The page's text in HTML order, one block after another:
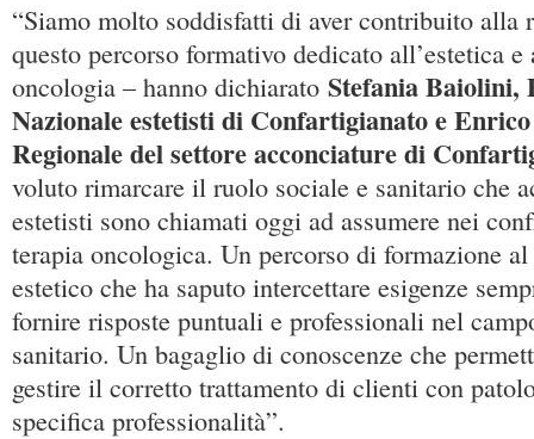
“Siamo molto soddisfatti di aver contribuito alla
questo percorso formativo dedicato all’estetica
oncologia – hanno dichiarato Stefania Baiolini,
Nazionale estetisti di Confartigianato e
Regionale del settore acconciature di
voluto rimarcare il ruolo sociale e sanitario che
estetisti sono chiamati oggi ad assumere nei
terapia oncologica. Un percorso di formazione
estetico che ha saputo intercettare esigenze
fornire risposte puntuali e professionali nel
sanitario. Un bagaglio di conoscenze che
gestire il corretto trattamento di clienti con
specifica professionalità”.